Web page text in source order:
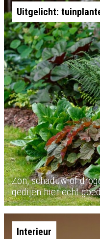
Uitgelicht:
Zon, schaduw of
gedijen hier echt
Interieur